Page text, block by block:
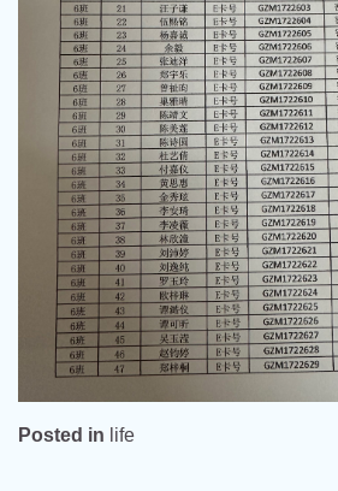
Posted in life